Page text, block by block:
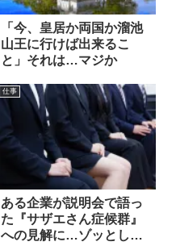
「今、皇居か両国か溜池
山王に行けば出来るこ
と」それは…マジか
仕事
ある企業が説明会で語っ
た『サザエさん症候群』
への見解に…ゾッとし